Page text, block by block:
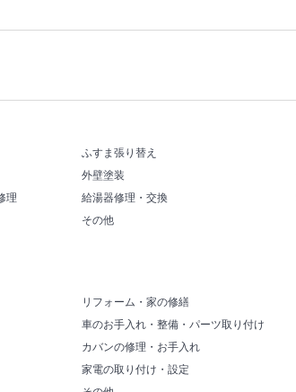
ふすま張り替え
外壁塗装
理 給湯器修理・交換
その他
リフォーム・家の修繕
車のお手入れ・整備・パーツ取り付け
カバンの修理・お手入れ
家電の取り付け・設定